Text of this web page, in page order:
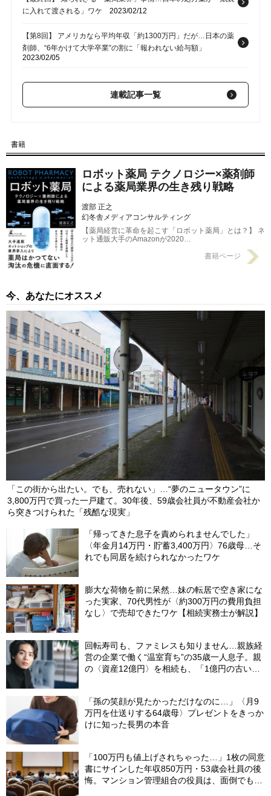
に入れて渡される」ワケ 2023/02/12
【第8回】 アメリカなら平均年収「約1300万円」だが…日本の薬
剤師、“6年かけて大学卒業”の割に「報われない給与額」
2023/02/05
【第6回】 薬局を「処方せんナシ」でも入れる場所へ。内閣府調
査で9割が知らなかった「健康相談できる薬局」とは？
事」の実態2023/01/08
連載記事一覧
書籍
ロボット薬局 テクノロジー×薬剤師
による薬局業界の生き残り戦略
渡部 正之
幻冬舎メディアコンサルティング
【薬局経営に革命を起こす「ロボット薬局」とは？】 ネ
ット通販大手のAmazonが2020…
書籍ページ
今、あなたにオススメ
「この街から出たい。でも、売れない」…“夢のニュータウン”に
3,800万円で買った一戸建て。30年後、59歳会社員が不動産会社か
ら突きつけられた「残酷な現実」
「帰ってきた息子を責められませんでした」
〈年金月14万円・貯蓄3,400万円〉76歳母…そ
れでも同居を続けられなかったワケ
膨大な荷物を前に呆然…妹の転居で空き家にな
った実家、70代男性が〈約300万円の費用負担
なし〉で売却できたワケ【相続実務士が解説】
回転寿司も、ファミレスも知りません…親族経
営の企業で働く“温室育ち”の35歳一人息子。親
の〈資産12億円〉を相続も、「1億円の古いビ
「孫の笑顔が見たかっただけなのに…」〈月9
万円を仕送りする64歳母〉プレゼントをきっか
けに知った長男の本音
「100万円も値上げされちゃった…」1枚の同意
書にサインした年収850万円・53歳会社員の後
悔。マンション管理組合の役員は、面倒でも自